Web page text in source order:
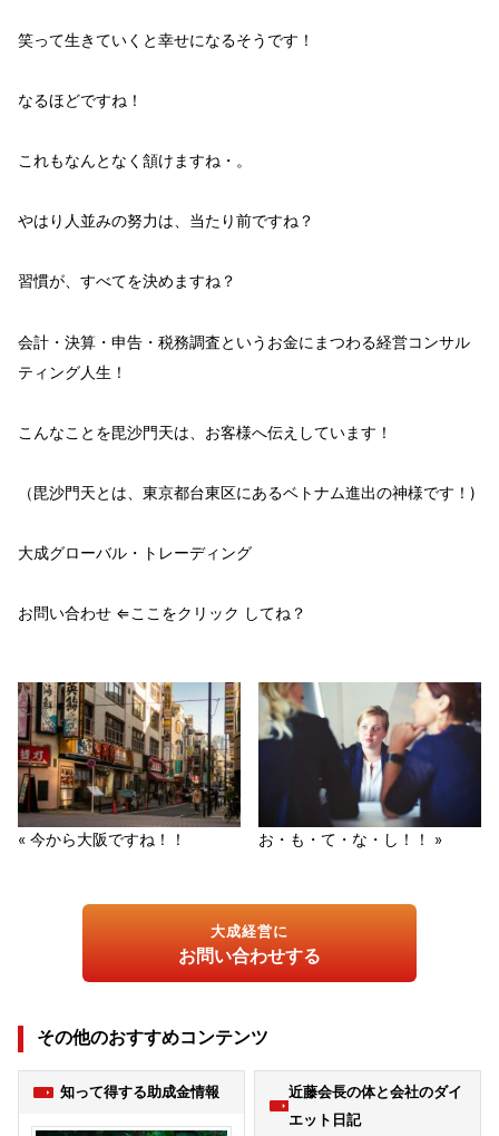
笑って生きていくと幸せになるそうです！
なるほどですね！
これもなんとなく頷けますね・。
やはり 人並みの努力は、 当たり前ですね？
習慣が、 すべてを決めますね？
会計・決算・申告・税務調査という お金にまつわる経営コンサル
ティング人生！
こんなことを毘沙門天は、 お客様へ伝え しています！
（毘沙門天とは、東京都台東区にあるベトナム進出の神様です！)
大成グローバル・トレーディング
お問い合わせ ⇐ここをクリック してね？
« 今から大阪ですね！！ お・も・て・な・し！！ »
大成経営に
お問い合わせする
その他のおすすめコンテンツ
知って得する助成金情報
近藤会長の体と会社のダイ
エット日記